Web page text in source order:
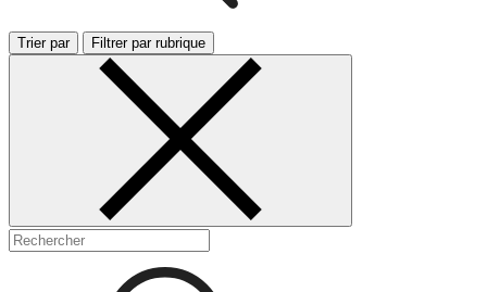
Trier par Filtrer par rubrique